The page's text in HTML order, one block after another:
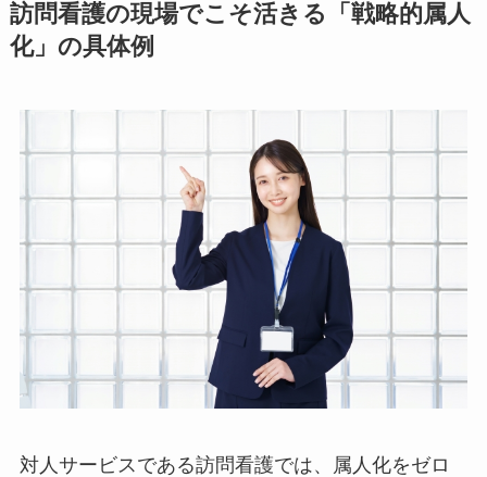
訪問看護の現場でこそ活きる「戦略的属人
化」の具体例
対人サービスである訪問看護では、属人化をゼロ